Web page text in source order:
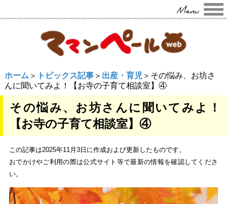
ホーム ＞ トピックス記事＞ 出産・育児＞その悩み、お坊さ
んに聞いてみよ！【お寺の子育て相談室】④
その悩み、お坊さんに聞いてみよ！
【お寺の子育て相談室】④
この記事は2025年11月3日に作成および更新したものです。
おでかけやご利用の際は公式サイト等で最新の情報を確認してくださ
い。